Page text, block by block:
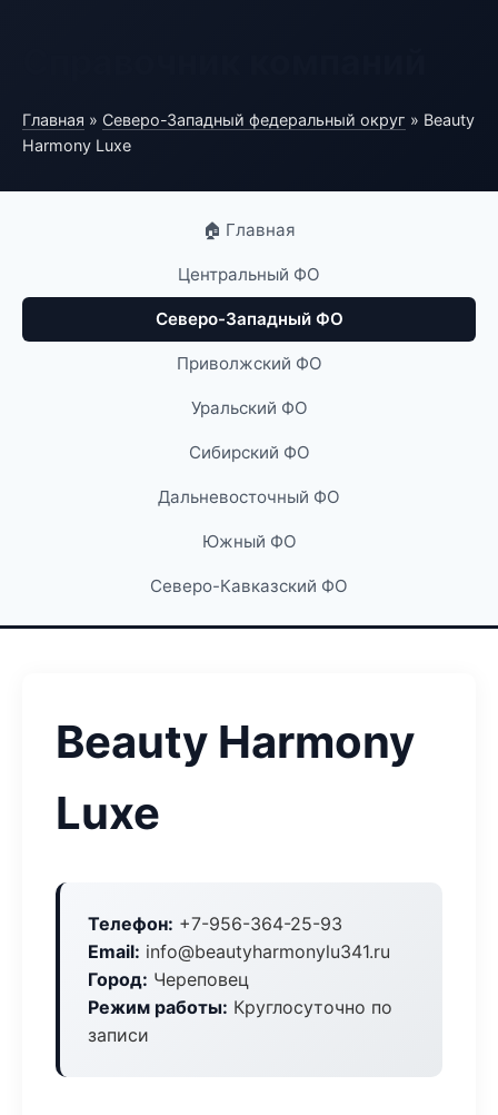
Главная » Северо-Западный федеральный округ » Beauty
Harmony Luxe
🏠 Главная
Центральный ФО
Северо-Западный ФО
Приволжский ФО
Уральский ФО
Сибирский ФО
Дальневосточный ФО
Южный ФО
Северо-Кавказский ФО
Beauty Harmony
Luxe
Телефон: +7-956-364-25-93
Email: info@beautyharmonylu341.ru
Город: Череповец
Режим работы: Круглосуточно по
записи